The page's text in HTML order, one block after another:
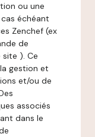
ou une
échéant
Zenchef (ex
de
). Ce
gestion et
et/ou de
associés
dans le